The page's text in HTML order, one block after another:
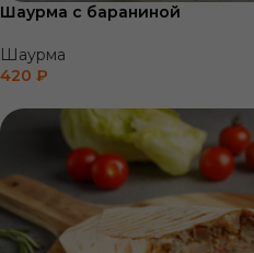
Шаурма с бараниной
Шаурма
420 ₽